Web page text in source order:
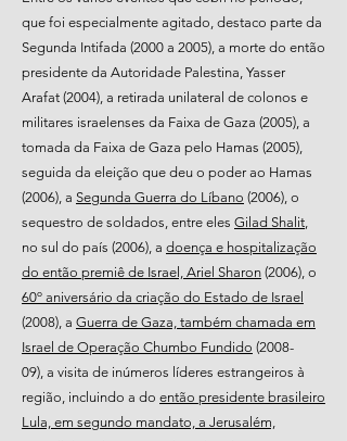
que foi especialmente agitado, destaco parte da
Segunda Intifada (2000 a 2005), a morte do então
presidente da Autoridade Palestina, Yasser
Arafat (2004), a retirada unilateral de colonos e
militares israelenses da Faixa de Gaza (2005), a
tomada da Faixa de Gaza pelo Hamas (2005),
seguida da eleição que deu o poder ao Hamas
(2006), a Segunda Guerra do Líbano (2006), o
sequestro de soldados, entre eles Gilad Shalit,
no sul do país (2006), a doença e hospitalização
do então premiê de Israel, Ariel Sharon (2006), o
60º aniversário da criação do Estado de Israel
(2008), a Guerra de Gaza, também chamada em
Israel de Operação Chumbo Fundido (2008-
09), a visita de inúmeros líderes estrangeiros à
região, incluindo a do então presidente brasileiro
Lula, em segundo mandato, a Jerusalém,